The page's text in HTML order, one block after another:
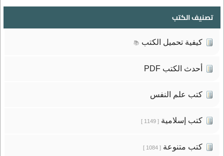
تصنيف الكتب
كيفية تحميل الكتب 📚
أحدث الكتب PDF
كتب علم النفس
كتب إسلامية[ 1149 ]
كتب متنوعة[ 1084 ]